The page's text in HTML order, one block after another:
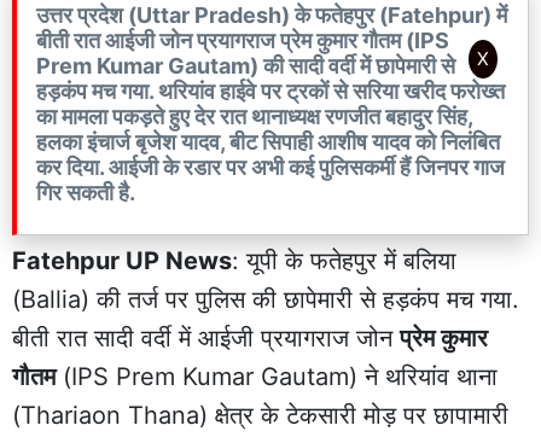
उत्तर प्रदेश (Uttar Pradesh) के फतेहपुर (Fatehpur) में
बीती रात आईजी जोन प्रयागराज प्रेम कुमार गौतम (IPS
Prem Kumar Gautam) की सादी वर्दी में छापेमारी से
हड़कंप मच गया. थरियांव हाईवे पर ट्रकों से सरिया खरीद फरोख्त
का मामला पकड़ते हुए देर रात थानाध्यक्ष रणजीत बहादुर सिंह,
हलका इंचार्ज बृजेश यादव, बीट सिपाही आशीष यादव को निलंबित
कर दिया. आईजी के रडार पर अभी कई पुलिसकर्मी हैं जिनपर गाज
गिर सकती है.
Fatehpur UP News: यूपी केफतेहपुर में बलिया
(Ballia) की तर्ज पर पुलिस की छापेमारी से हड़कंप मच गया.
बीती रात सादी वर्दी में आईजी प्रयागराज जोनप्रेम कुमार
गौतम(IPS Prem Kumar Gautam) ने थरियांव थाना
(Thariaon Thana) क्षेत्र के टेकसारी मोड़ पर छापामारी
X